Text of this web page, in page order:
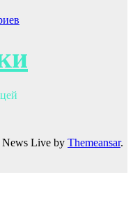
News Live by Themeansar.